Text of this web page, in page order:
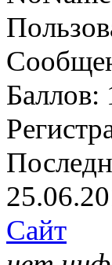
Баллов:
Сайт